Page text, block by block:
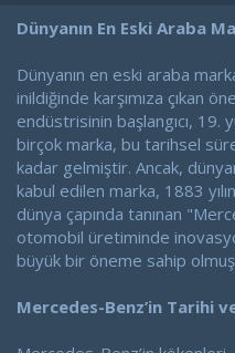
t
r
i
Dünyanın En Eski Araba
Dünyanın en eski araba
inildiğinde karşımıza çıkan
endüstrisinin başlangıcı, 19.
birçok marka, bu tarihsel
kadar gelmiştir. Ancak,
kabul edilen marka, 1883
dünya çapında tanınan
otomobil üretiminde
büyük bir öneme sahip
Mercedes-Benz’in Tarihi